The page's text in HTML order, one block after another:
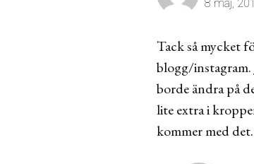
8 maj,
Tack så mycket
blogg/instagram.
borde ändra på
lite extra i
kommer med